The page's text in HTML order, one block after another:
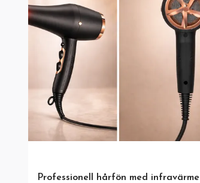
Professionell hårfön med infravärme